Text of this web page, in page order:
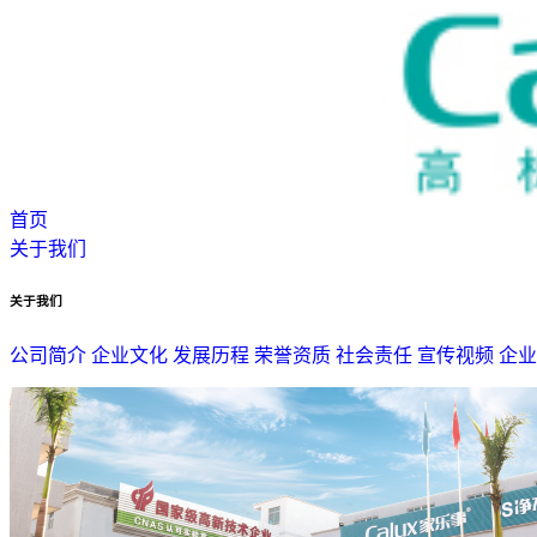
首页
关于我们
关于我们
公司简介 企业文化 发展历程 荣誉资质 社会责任 宣传视频 企